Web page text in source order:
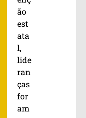
ão
est
ata
l,
lide
ran
ças
for
am